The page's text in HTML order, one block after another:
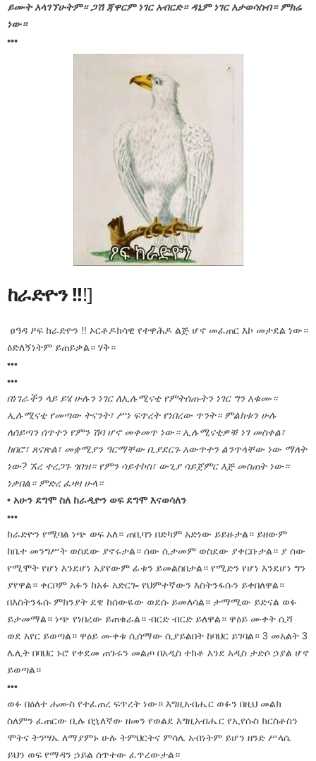
ይሙት አላገኘሁትም። ጋሽ ጃዋርም ነገር አብርድ። ዳኒም ነገር አታወሳስብ። ምክሬ
ነው።
•••
ከራድዮን!!!]
ፀዓዳ ዖፍ ከራድዮን !! ኦርቶዶክሳዊ የተዋሕዶ ልጅ ሆኖ መፈጠር እኮ መታደል ነው።
ዕድለኝነትም ይጠይቃል። ሃቅ።
•••
•••
በነገራችን ላይ ይሄ ሁሉን ነገር ለኢሉሚናቲ የምትሰጡትን ነገር ግን አቁሙ።
ኢሉሚናቲ የመጣው ትናንት፣ ሥነ ፍጥረት የነበረው ጥንት። ምልክቱን ሁሉ
ለሰይጣን ሰጥተን የምን ሽባ ሆኖ መቀመጥ ነው። ኢሉሚናቲዎቹ ነገ መስቀል፣
ከበሮ፣ ጸናጽል፣ መቋሚያን ዓርማቸው ቢያደርጉ አውጥተን ልንጥላቸው ነው ማለት
ነው? ኧረ ተረጋጉ ጎበዝ። የምን ሳይተኮስ፣ ውጊያ ሳይጀምር እጅ መስጠት ነው።
ነቃበል። ምድረ ፈዛዛ ሁላ።
• አሁን ደግሞ ስለ ከራዲዮን ወፍ ደግሞ እናወሳለን
•••
ከራድዮን የሚባል ነጭ ወፍ አለ። ጠቢባን በድካም አድነው ይይዙታል። ይዘውም
ከቤተ መንግሥት ወስደው ያኖሩታል። ሰው ሲታመም ወስደው ያቀርቡታል። ያ ሰው
የሚሞት የሆነ እንደሆነ አያየውም ፊቱን ይመልስበታል። የሚድን የሆነ እንደሆነ ግን
ያየዋል። ቀርቦም አፉን ከአፉ አድርጐ የህምተኛውን እስትንፋሱን ይቀበለዋል።
በእስትንፋሱ ምክንያት ደዌ ከሰውዬው ወደሱ ይመለሳል። ታማሚው ይድናል ወፉ
ይታመማል። ነጭ የነበረው ይጠቁራል። ብርድ ብርድ ይለዋል። ዋዕይ ሙቀት ሲሻ
ወደ አየር ይወጣል። ዋዕይ ሙቀቱ ሲሰማው ሲያይልበት ከባህር ይገባል። 3 መአልት 3
ሌሊት በባህር ኑሮ የቀደመ ጠጉሩን መልጦ በአዲስ ተክቶ እንደ አዲስ ታድሶ ኃያል ሆኖ
ይወጣል።
•••
ወፉ በዕለተ ሐሙስ የተፈጠረ ፍጥረት ነው። እግዚአብሔር ወፉን በዚህ መልክ
ስለምን ፈጠርው ቢሉ በኋለኛው ዘመን የወልደ እግዚአብሔር የኢየሱስ ክርስቶስን
ሞትና ትንሣኤ ለማያምኑ ሁሉ ትምህርትና ምሳሌ አብነትም ይሆን ዘንድ ሥላሴ
ይህን ወፍ የማዳን ኃይል ሰጥተው ፈጥረውታል።